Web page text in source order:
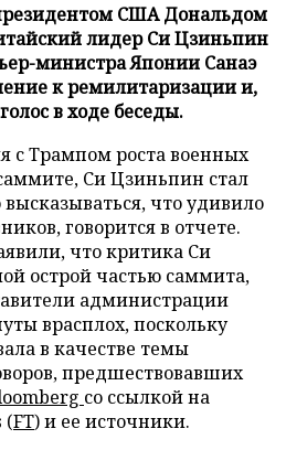
США Дональдом
лидер Си Цзиньпин
министра Японии Санаэ
к ремилитаризации и,
в ходе беседы.
с Трампом роста военных
Си Цзиньпин стал
что удивило
говорится в отчете.
что критика Си
острой частью саммита,
администрации
врасплох, поскольку
в качестве темы
предшествовавших
со ссылкой на
(FT) и ее источники.